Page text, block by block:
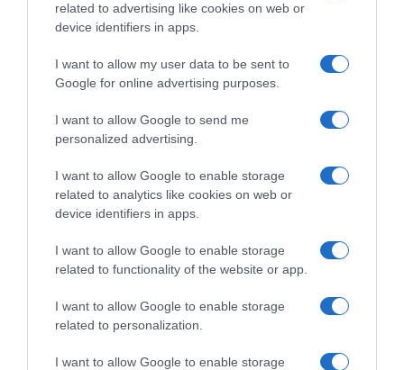
related to advertising like cookies on web or
device identifiers in apps.
I want to allow my user data to be sent to
Google for online advertising purposes.
I want to allow Google to send me
personalized advertising.
I want to allow Google to enable storage
related to analytics like cookies on web or
device identifiers in apps.
I want to allow Google to enable storage
related to functionality of the website or app.
I want to allow Google to enable storage
related to personalization.
I want to allow Google to enable storage
ΣΧΟΛΙΑ